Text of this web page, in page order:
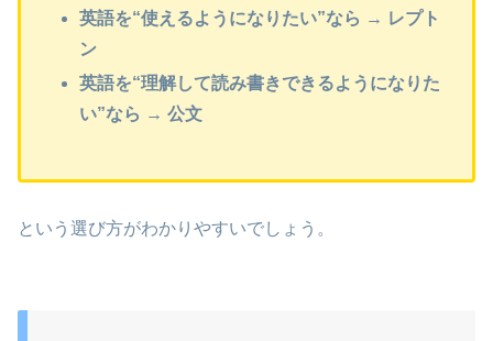
英語を“使えるようになりたい”なら → レプト
ン
英語を“理解して読み書きできるようになりた
い”なら → 公文
という選び方がわかりやすいでしょう。